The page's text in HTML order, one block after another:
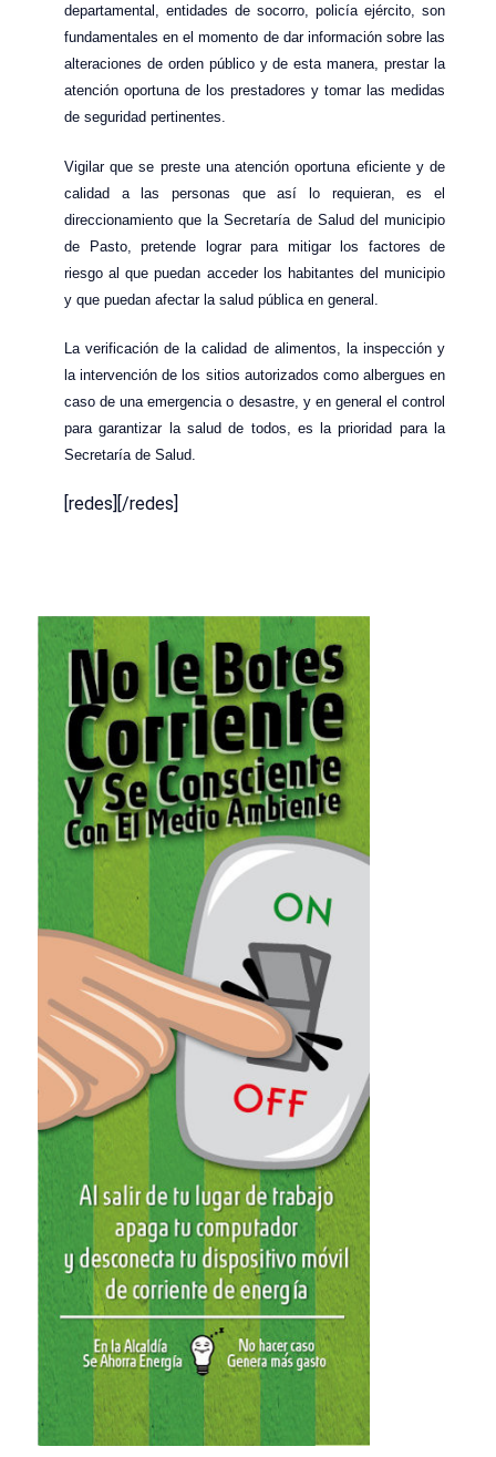
departamental, entidades de socorro, policía ejército, son
fundamentales en el momento de dar información sobre las
alteraciones de orden público y de esta manera, prestar la
atención oportuna de los prestadores y tomar las medidas
de seguridad pertinentes.
Vigilar que se preste una atención oportuna eficiente y de
calidad a las personas que así lo requieran, es el
direccionamiento que la Secretaría de Salud del municipio
de Pasto, pretende lograr para mitigar los factores de
riesgo al que puedan acceder los habitantes del municipio
y que puedan afectar la salud pública en general.
La verificación de la calidad de alimentos, la inspección y
la intervención de los sitios autorizados como albergues en
caso de una emergencia o desastre, y en general el control
para garantizar la salud de todos, es la prioridad para la
Secretaría de Salud.
[redes][/redes]